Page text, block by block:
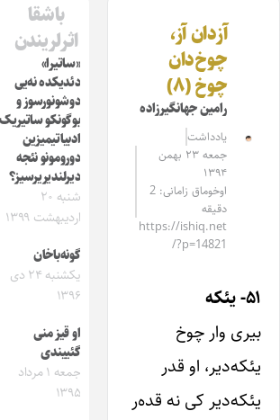
آزدان آز،
چوخ‌دان
چوخ (۸)
رامین جهانگیرزاده
یادداشت
جمعه ۲۳ بهمن
۱۳۹۴
اوخوماق زامانی: 2
دقیقه
https://ishiq.net
/?p=14821
۵۱- یئکه
بیری وار چوخ
یئکه‌دیر، او قدر
یئکه‌دیر کی نه قده‌ر
باشقا
اثرلریندن
«ساتیرا»
دئدیکده نه‌یی
دوشونورسوز و
بوگونکو ساتیریک
ادبیاتیمیزین
دورومونو نئجه
دیرلندیریرسیز؟
شنبه ۲۰
اردیبهشت ۱۳۹۹
گونه‌باخان
یکشنبه ۲۴ دی
۱۳۹۶
او قیز منی
گئییندی
جمعه ۱ مرداد
۱۳۹۵